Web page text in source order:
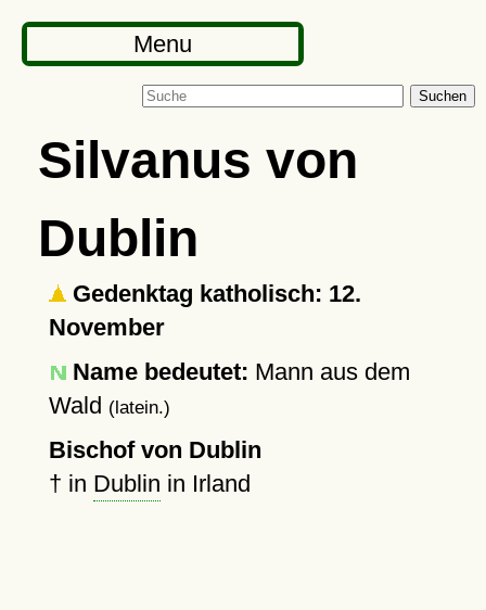
Menu
Suchen
Silvanus von
Dublin
Gedenktag katholisch: 12.
November
Name bedeutet: Mann aus dem
Wald (latein.)
Bischof von Dublin
† in Dublin in Irland